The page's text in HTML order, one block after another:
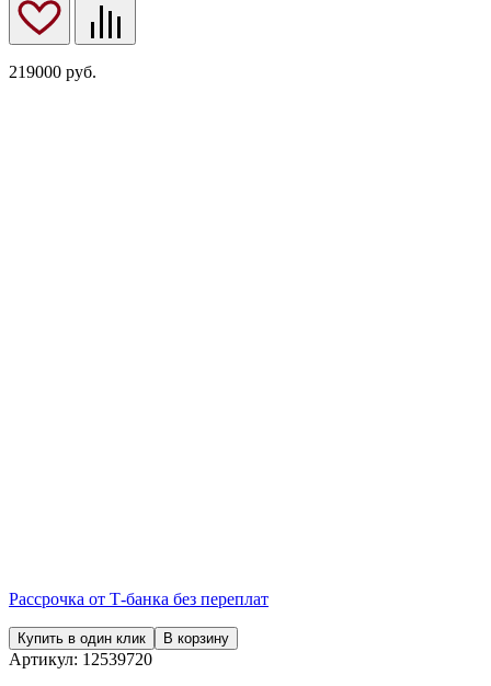
219000 руб.
Рассрочка от Т-банка без переплат
Купить в один клик В корзину
Артикул: 12539720